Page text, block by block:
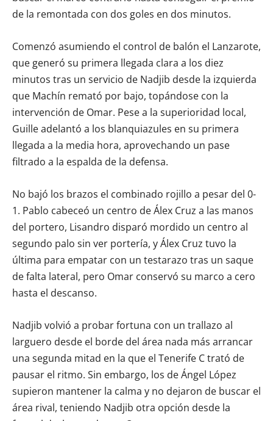
de la remontada con dos goles en dos minutos.
Comenzó asumiendo el control de balón el Lanzarote,
que generó su primera llegada clara a los diez
minutos tras un servicio de Nadjib desde la izquierda
que Machín remató por bajo, topándose con la
intervención de Omar. Pese a la superioridad local,
Guille adelantó a los blanquiazules en su primera
llegada a la media hora, aprovechando un pase
filtrado a la espalda de la defensa.
No bajó los brazos el combinado rojillo a pesar del 0-
1. Pablo cabeceó un centro de Álex Cruz a las manos
del portero, Lisandro disparó mordido un centro al
segundo palo sin ver portería, y Álex Cruz tuvo la
última para empatar con un testarazo tras un saque
de falta lateral, pero Omar conservó su marco a cero
hasta el descanso.
Nadjib volvió a probar fortuna con un trallazo al
larguero desde el borde del área nada más arrancar
una segunda mitad en la que el Tenerife C trató de
pausar el ritmo. Sin embargo, los de Ángel López
supieron mantener la calma y no dejaron de buscar el
área rival, teniendo Nadjib otra opción desde la